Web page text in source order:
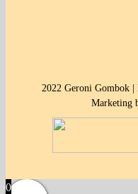
2022 Geroni Gombok
Marketing
0